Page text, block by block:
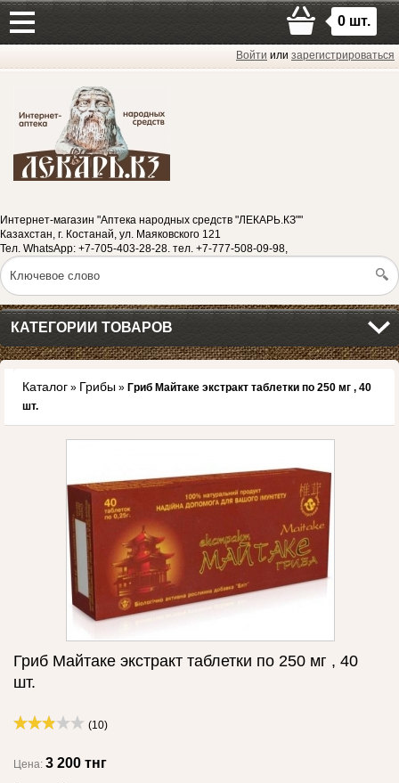
Войти или зарегистрироваться
Интернет-магазин "Аптека народных средств "ЛЕКАРЬ.КЗ""
Казахстан, г. Костанай, ул. Маяковского 121
Тел. WhatsApp: +7-705-403-28-28. тел. +7-777-508-09-98,
0 шт.
КАТЕГОРИИ ТОВАРОВ
Каталог » Грибы » Гриб Майтаке экстракт таблетки по 250 мг , 40
шт.
Гриб Майтаке экстракт таблетки по 250 мг , 40
шт.
(10)
Цена: 3 200 тнг